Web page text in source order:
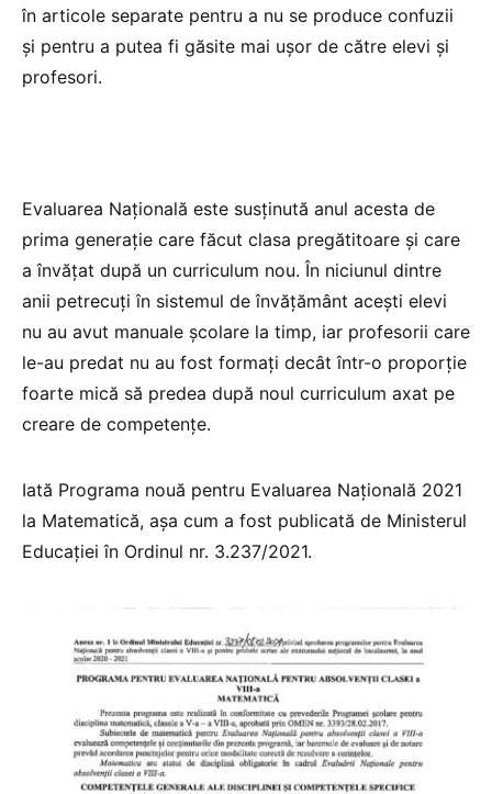
în articole separate pentru a nu se produce confuzii
și pentru a putea fi găsite mai ușor de către elevi și
profesori.
Evaluarea Națională este susținută anul acesta de
prima generație care făcut clasa pregătitoare și care
a învățat după un curriculum nou. În niciunul dintre
anii petrecuți în sistemul de învățământ acești elevi
nu au avut manuale școlare la timp, iar profesorii care
le-au predat nu au fost formați decât într-o proporție
foarte mică să predea după noul curriculum axat pe
creare de competențe.
Iată Programa nouă pentru Evaluarea Națională 2021
la Matematică, așa cum a fost publicată de Ministerul
Educației în Ordinul nr. 3.237/2021.